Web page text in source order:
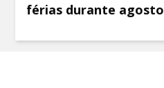
férias durante agosto